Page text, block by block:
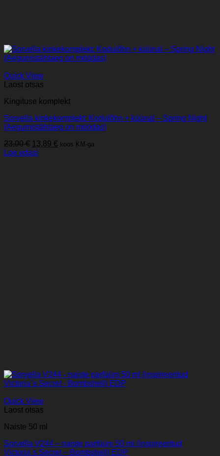
Quick View
Laost otsas
Kingituse komplekt
Sorvella kinkekomplekt: Kodulõhn + küünal – Spring Night
(Aegumistähtaeg on möödas)
23,00€ Algne
hind
13,89 € Praegune
koos KM-ga
Loe edasi
Quick View
Laost otsas
Naiste 50 ml
Sorvella V244 – naiste parfüüm 50 ml (inspireeritud
Victoria`s Secret – Bombshell) EDP